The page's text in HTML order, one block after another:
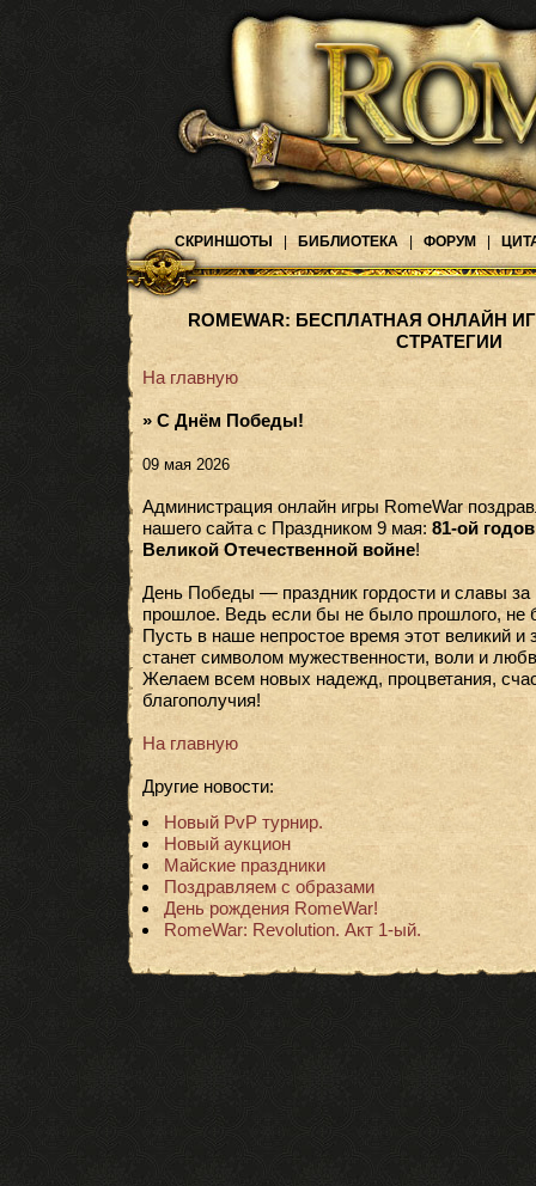
СКРИНШОТЫ БИБЛИОТЕКА ФОРУМ
ROMEWAR: БЕСПЛАТНАЯ ОНЛАЙН
СТРАТЕГИИ
На главную
» С Днём Победы!
09 мая 2026
Администрация онлайн игры RomeWar
нашего сайта с Праздником 9 мая: 81-ой
Великой Отечественной войне!
День Победы — праздник гордости и славы
прошлое. Ведь если бы не было прошлого, не
Пусть в наше непростое время этот великий и
станет символом мужественности, воли и
Желаем всем новых надежд, процветания,
благополучия!
На главную
Другие новости:
Новый PvP турнир.
Новый аукцион
Майские праздники
Поздравляем с образами
День рождения RomeWar!
RomeWar: Revolution. Акт 1-ый.